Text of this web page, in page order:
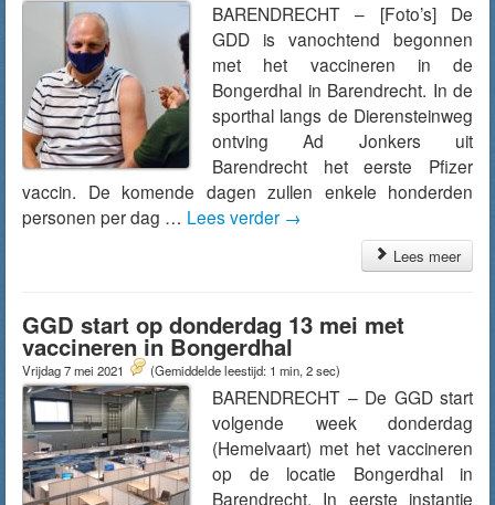
BARENDRECHT – [Foto’s] De
GDD is vanochtend begonnen
met het vaccineren in de
Bongerdhal in Barendrecht. In de
sporthal langs de Dierensteinweg
ontving Ad Jonkers uit
Barendrecht het eerste Pfizer
vaccin. De komende dagen zullen enkele honderden
personen per dag … Lees verder →
Lees meer
GGD start op donderdag 13 mei met
vaccineren in Bongerdhal
Vrijdag 7 mei 2021 (Gemiddelde leestijd: 1 min, 2 sec)
BARENDRECHT – De GGD start
volgende week donderdag
(Hemelvaart) met het vaccineren
op de locatie Bongerdhal in
Barendrecht. In eerste instantie